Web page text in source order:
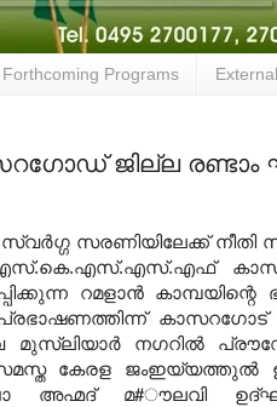
Forthcoming Programs
ജില്ല
സ്വര്‍ഗ്ഗ സരണിയിലേക്ക്
എസ്.കെ.എസ്.എസ്.എഫ്
റമളാന്‍
കാസറഗോട്
മുസ്‌ലിയാര്‍ നഗറില്‍
സമസ്ത കേരള ജംഇയ്യത്തുല്‍
അഹ്മദ് മ#ൗലവി